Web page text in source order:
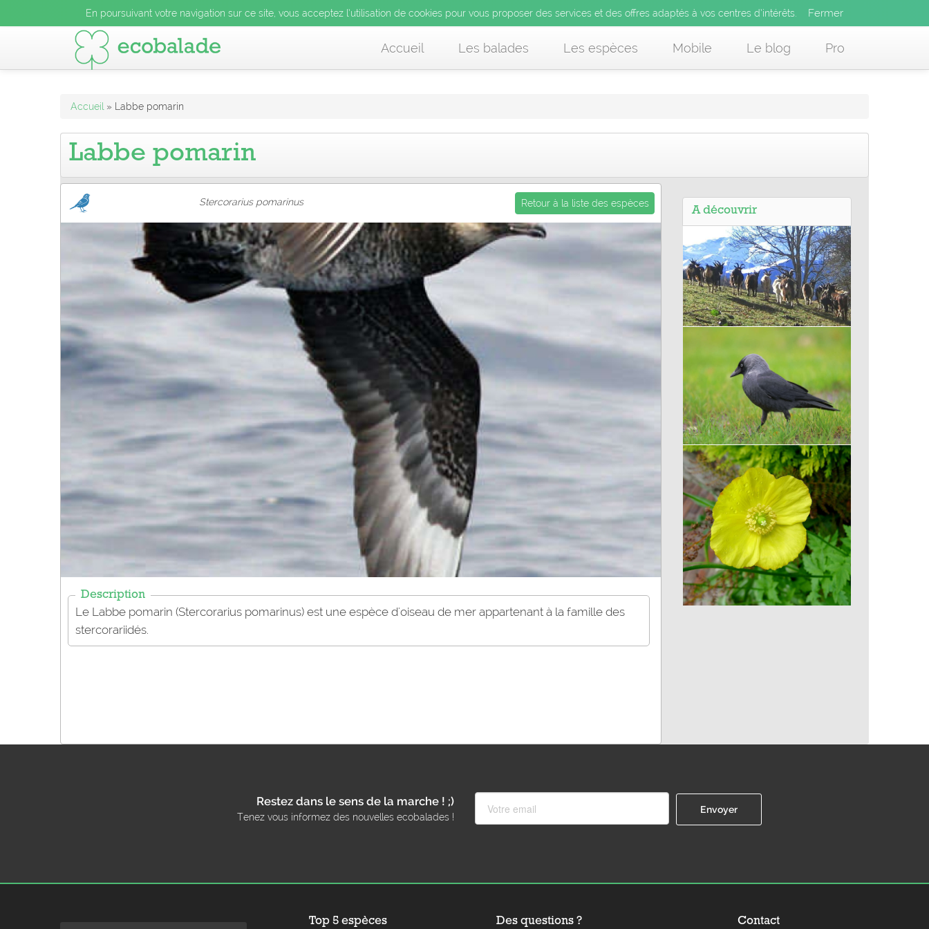
En poursuivant votre navigation sur ce site, vous acceptez l’utilisation de cookies pour vous proposer des services et des offres adaptés à vos centres d’intérêts. x
Accueil Les balades Les espèces Mobile Le blog Pro
En poursuivant votre navigation sur ce site, vous acceptez l’utilisation de cookies pour vous proposer des services et des offres adaptés à vos centres d’intérêts. Fermer
En poursuivant votre navigation sur ce site, vous acceptez l’utilisation de cookies pour vous proposer des services et des offres adaptés à vos centres d’intérêts.
Accueil » Labbe pomarin
Labbe pomarin
Stercorarius pomarinus Retour à la liste des espèces
Description
Le Labbe pomarin (Stercorarius pomarinus) est une espèce d'oiseau de mer appartenant à la famille des
stercorariidés.
A découvrir
Chèvre pyrénéenne
Choucas des tours
Restez dans le sens de la marche ! ;)
Tenez vous informez des nouvelles ecobalades !
Top 5 espèces Des questions ? Contact